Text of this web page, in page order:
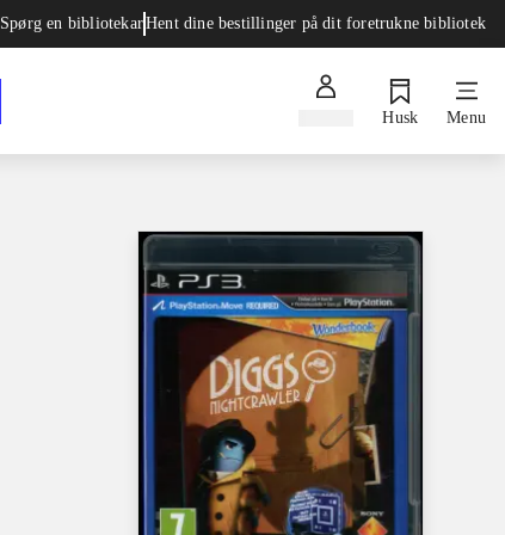
Spørg en bibliotekarHent dine bestillinger på dit foretrukne bibliotek
Husk Menu